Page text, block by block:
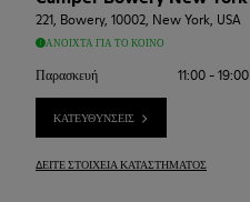
221, Bowery, 10002, New York, USA
ΑΝΟΙΧΤΆ ΓΙΑ ΤΟ ΚΟΙΝΌ
Παρασκευή 11:00 - 19:00
ΚΑΤΕΥΘΎΝΣΕΙΣ
ΔΕΊΤΕ ΣΤΟΙΧΕΊΑ ΚΑΤΑΣΤΉΜΑΤΟΣ